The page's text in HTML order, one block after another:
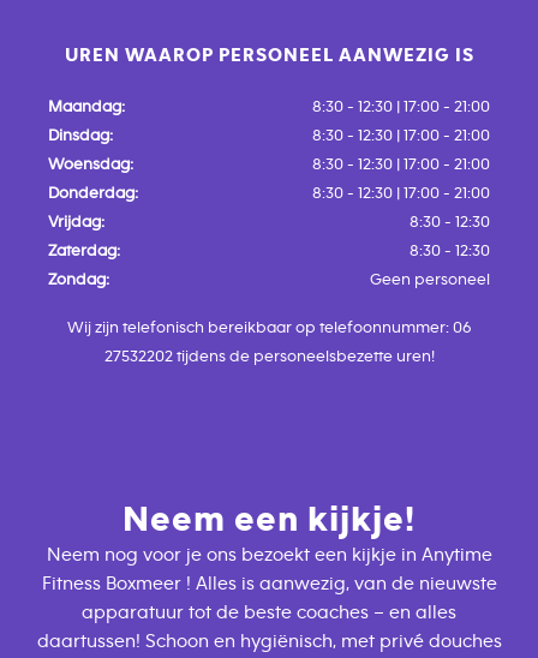
UREN WAAROP PERSONEEL AANWEZIG IS
Maandag:
8:30 - 12:30 | 17:00 - 21:00
Dinsdag:
8:30 - 12:30 | 17:00 - 21:00
Woensdag:
8:30 - 12:30 | 17:00 - 21:00
Donderdag:
8:30 - 12:30 | 17:00 - 21:00
Vrijdag:
8:30 - 12:30
Zaterdag:
8:30 - 12:30
Zondag:
Geen personeel
Wij zijn telefonisch bereikbaar op telefoonnummer: 06
27532202tijdens de personeelsbezette uren!
Neem een kijkje!
Neem nog voor je ons bezoekt een kijkje in Anytime
Fitness Boxmeer ! Alles is aanwezig, van de nieuwste
apparatuur tot de beste coaches – en alles
daartussen! Schoon en hygiënisch, met privé douches